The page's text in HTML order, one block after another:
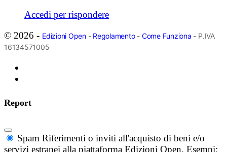
Accedi per rispondere
© 2026 - Edizioni Open- Regolamento- Come Funziona - P.IVA
16134571005
Report
Spam Riferimenti o inviti all'acquisto di beni e/o
servizi estranei alla piattaforma Edizioni Open. Esempi: